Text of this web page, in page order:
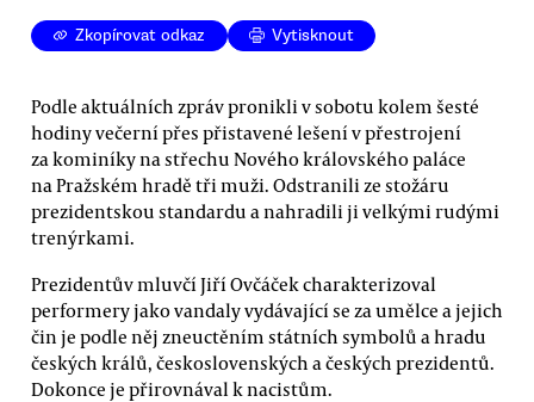
Zkopírovat odkaz Vytisknout
Podle aktuálních zpráv pronikli v sobotu kolem šesté
hodiny večerní přes přistavené lešení v přestrojení
za kominíky na střechu Nového královského paláce
na Pražském hradě tři muži. Odstranili ze stožáru
prezidentskou standardu a nahradili ji velkými rudými
trenýrkami.
Prezidentův mluvčí Jiří Ovčáček charakterizoval
performery jako vandaly vydávající se za umělce a jejich
čin je podle něj zneuctěním státních symbolů a hradu
českých králů, československých a českých prezidentů.
Dokonce je přirovnával k nacistům.